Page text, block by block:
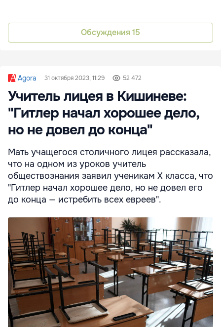
Обсуждения 15
Agora 31 октября 2023, 11:29 52 472
Учитель лицея в Кишиневе:
"Гитлер начал хорошее дело,
но не довел до конца"
Мать учащегося столичного лицея рассказала,
что на одном из уроков учитель
обществознания заявил ученикам Х класса, что
"Гитлер начал хорошее дело, но не довел его
до конца — истребить всех евреев".